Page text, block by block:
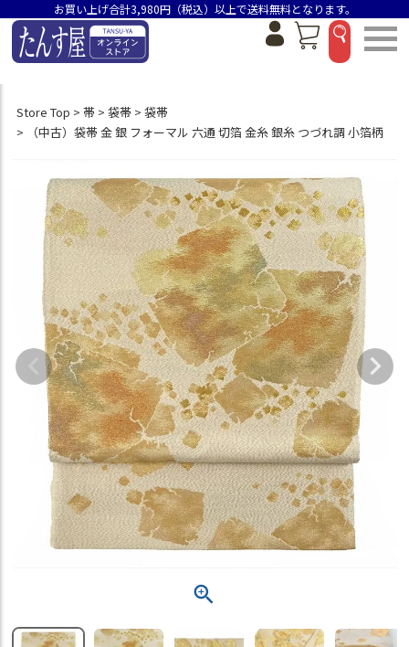
お買い上げ合計3,980円（税込）以上で送料無料となります。
Store Top 帯 袋帯
袋帯
（中古）袋帯 金 銀 フォーマル 六通 切箔 金糸 銀糸 つづれ調 小箔柄